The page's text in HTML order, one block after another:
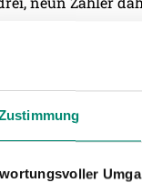
sich in den
Admira mit
Salzburg mit